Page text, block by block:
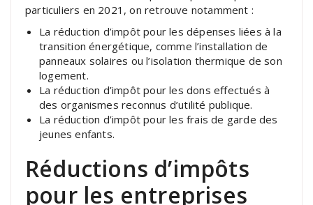
particuliers en 2021, on retrouve notamment :
La réduction d’impôt pour les dépenses liées à la
transition énergétique, comme l’installation de
panneaux solaires ou l’isolation thermique de son
logement.
La réduction d’impôt pour les dons effectués à
des organismes reconnus d’utilité publique.
La réduction d’impôt pour les frais de garde des
jeunes enfants.
Réductions d’impôts
pour les entreprises